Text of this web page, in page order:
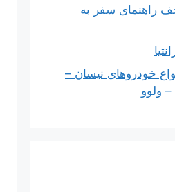
راهنمای سفر به
خودروهای نیسان –
– ولوو